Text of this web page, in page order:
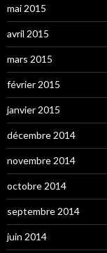
mai 2015
avril 2015
mars 2015
février 2015
janvier 2015
décembre 2014
novembre 2014
octobre 2014
septembre 2014
juin 2014